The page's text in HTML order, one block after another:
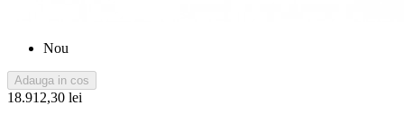
Nou
Adauga in cos
18.912,30 lei